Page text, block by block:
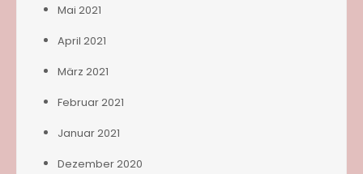
Mai 2021
April 2021
März 2021
Februar 2021
Januar 2021
Dezember 2020